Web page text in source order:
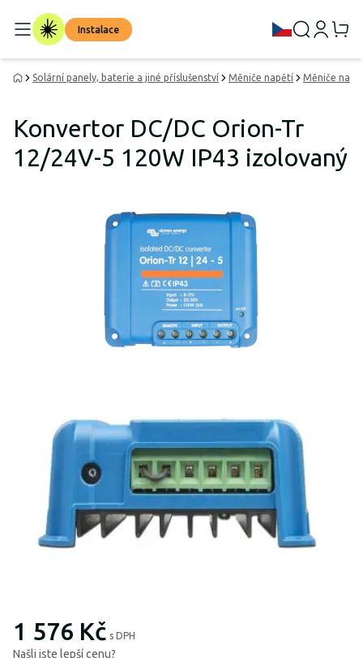
Instalace
Solární panely, baterie a jiné příslušenství Měniče napětí Měniče
Konvertor DC/DC Orion-Tr
12/24V-5 120W IP43 izolovaný
1 576 Kč s DPH
Našli jste lepší cenu?